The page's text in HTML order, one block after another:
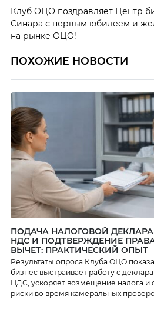
Клуб ОЦО поздравляет Центр
Синара с первым юбилеем и
на рынке ОЦО!
ПОХОЖИЕ НОВОСТИ
ПОДАЧА НАЛОГОВОЙ
НДС И ПОДТВЕРЖДЕНИЕ
ВЫЧЕТ: ПРАКТИЧЕСКИЙ ОПЫТ
Результаты опроса Клуба ОЦО
бизнес выстраивает работу с
НДС, ускоряет возмещение налога и
риски во время камеральных